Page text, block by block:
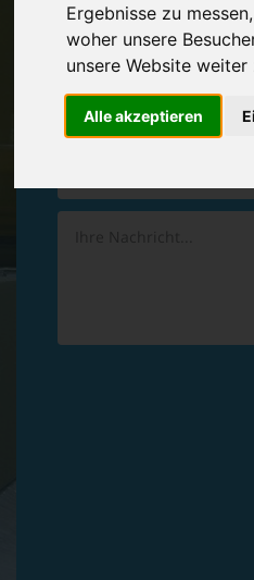
Ergebnisse zu
woher unsere
unsere Website
Alle akzeptieren
Vereinbaren
Hinterlassen Sie uns gern